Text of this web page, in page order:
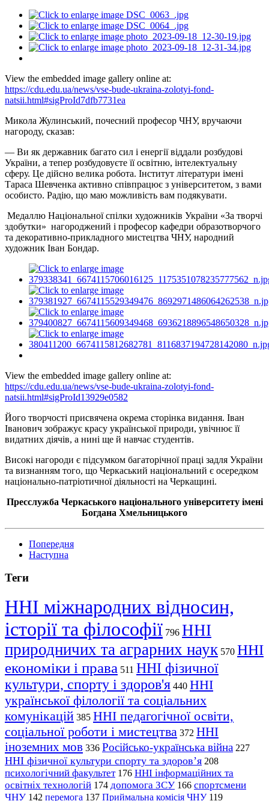
View the embedded image gallery online at:
https://cdu.edu.ua/news/vse-bude-ukraina-zolotyi-fond-
natsii.html#sigProId7dfb7731ea
Микола Жулинський, почесний професор ЧНУ, вручаючи
нагороду, сказав:
— Ви як державник багато сил і енергії віддали розбудові
України, а тепер розбудовуєте її освітню, інтелектуальну
сферу. Це дійсно велика робота. Інститут літератури імені
Тараса Шевченка активно співпрацює з університетом, з вами
особисто. Радію, що маю можливість вам подякувати.
Медаллю Національної спілки художників України «За творчі
здобутки» нагороджений і професор кафедри образотворчого
та декоративно-прикладного мистецтва ЧНУ, народний
художник Іван Бондар.
View the embedded image gallery online at:
https://cdu.edu.ua/news/vse-bude-ukraina-zolotyi-fond-
natsii.html#sigProId13929e0582
Його творчості присвячена окрема сторінка видання. Іван
Іванович зображує красу української природи, увічнює її
видатних діячів, а нині ще й навчає студентів.
Високі нагороди є підсумком багаторічної праці задля України
та визнанням того, що Черкаський національний є осередком
національно-патріотичної діяльності на Черкащині.
Пресслужба Черкаського національного університету імені
Богдана Хмельницького
Попередня
Наступна
Теги
ННІ міжнародних відносин,
історії та філософії 796 ННІ
природничих та аграрних наук 570 ННІ
економіки і права 511 ННІ фізичної
культури, спорту і здоров'я 440 ННІ
української філології та соціальних
комунікацій 385 ННІ педагогічної освіти,
соціальної роботи і мистецтва 372 ННІ
іноземних мов 336 Російсько-українська війна 227
ННІ фізичної культури спорту та здоров’я 208
психологічний факультет 176 ННІ інформаційних та
освітніх технологій 174 допомога ЗСУ 166 спортсмени
ЧНУ 142 перемога 137 Приймальна комісія ЧНУ 119